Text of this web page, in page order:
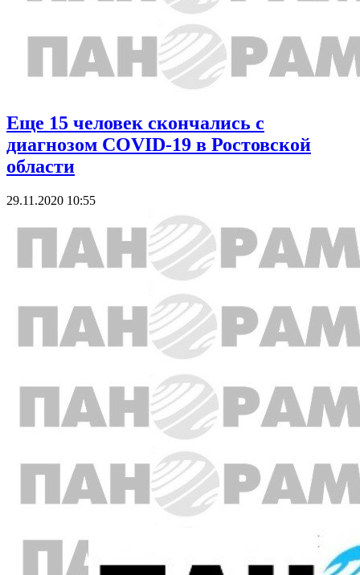
Еще 15 человек скончались с
диагнозом COVID-19 в Ростовской
области
29.11.2020 10:55